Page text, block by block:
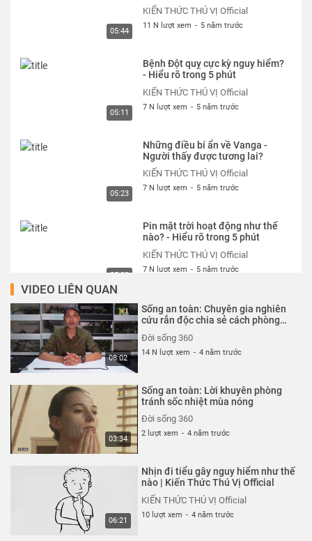
05:44
KIẾN THỨC THÚ VỊ Official
11 N lượt xem - 5 năm trước
05:11
Bệnh Đột quỵ cực kỳ nguy hiểm?
- Hiểu rõ trong 5 phút
KIẾN THỨC THÚ VỊ Official
7 N lượt xem - 5 năm trước
05:23
Những điều bí ẩn về Vanga -
Người thấy được tương lai?
KIẾN THỨC THÚ VỊ Official
7 N lượt xem - 5 năm trước
05:22
Pin mặt trời hoạt động như thế
nào? - Hiểu rõ trong 5 phút
KIẾN THỨC THÚ VỊ Official
7 N lượt xem - 5 năm trước
05:01
Trung Quốc tham vọng chế tạo
mặt trời nhân tạo làm gì?
KIẾN THỨC THÚ VỊ Official
7 N lượt xem 5 năm trước
05:39
Mã nhị phân là gì? Tại sao có thể
lưu hình ảnh với các con số
KIẾN THỨC THÚ VỊ Official
7 N lượt xem - 5 năm trước
05:33
Nguyên lý hoạt động của Bom
Nguyên tử? - Giải thích siêu dễ
hiểu
KIẾN THỨC THÚ VỊ Official
7 N lượt xem - 5 năm trước
VIDEO LIÊN QUAN
08:02
Sống an toàn: Chuyên gia nghiên
cứu rắn độc chia sẻ cách phòng
Đời sống 360
14 N lượt xem - 4 năm trước
03:34
Sống an toàn: Lời khuyên phòng
tránh sốc nhiệt mùa nóng
Đời sống 360
2 lượt xem - 4 năm trước
06:21
Nhịn đi tiểu gây nguy hiểm như thế
nào | Kiến Thức Thú Vị Official
KIẾN THỨC THÚ VỊ Official
10 lượt xem - 4 năm trước